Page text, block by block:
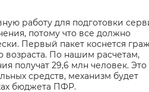
работу для подготовки
потому что все должно
Первый пакет коснется
возраста. По нашим расчетам,
получат 29,6 млн человек. Это
средств, механизм будет
бюджета ПФР.